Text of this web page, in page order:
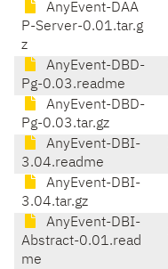
AnyEvent-DAA
P-Server-0.01.tar.g
z
AnyEvent-DBD-
Pg-0.03.readme
AnyEvent-DBD-
Pg-0.03.tar.gz
AnyEvent-DBI-
3.04.readme
AnyEvent-DBI-
3.04.tar.gz
AnyEvent-DBI-
Abstract-0.01.read
me